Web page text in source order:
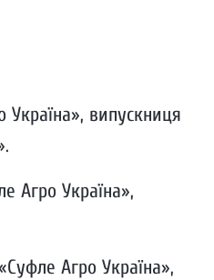
Україна», випускниця
Агро Україна»,
Агро Україна»,